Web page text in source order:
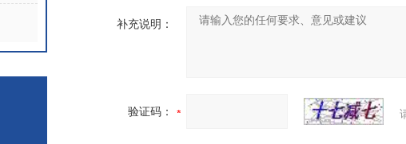
补充说明：
验证码：